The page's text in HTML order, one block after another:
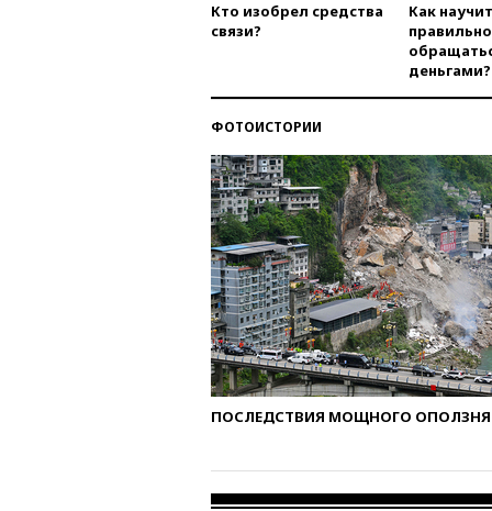
Кто изобрел средства
связи?
Как
правильно
деньгами?
ФОТОИСТОРИИ
ПОСЛЕДСТВИЯ МОЩНОГО ОПОЛЗНЯ